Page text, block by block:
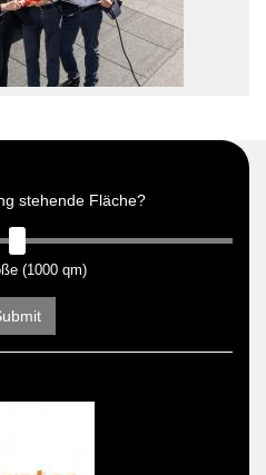
stehende Fläche?
(1000 qm)